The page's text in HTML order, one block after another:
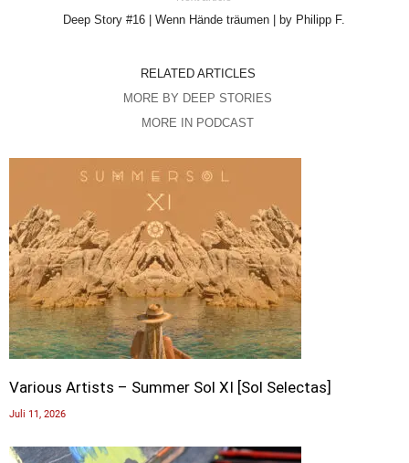
Deep Story #16 | Wenn Hände träumen | by Philipp F.
RELATED ARTICLES
MORE BY DEEP STORIES
MORE IN PODCAST
Various Artists – Summer Sol XI [Sol Selectas]
Juli 11, 2026